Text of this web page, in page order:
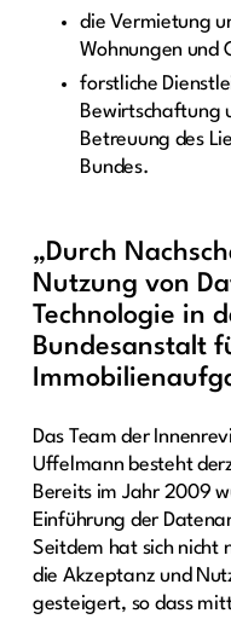
die Vermietung
Wohnungen und
forstliche
Bewirtschaftung
Betreuung des
Bundes.
„Durch
Nutzung von
Technologie in
Bundesanstalt
Das Team der
Uffelmann besteht
Bereits im Jahr 2009
Einführung der
Seitdem hat sich nicht
die Akzeptanz und
gesteigert, so dass